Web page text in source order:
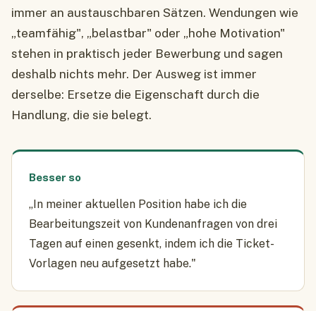
immer an austauschbaren Sätzen. Wendungen wie
„teamfähig", „belastbar" oder „hohe Motivation"
stehen in praktisch jeder Bewerbung und sagen
deshalb nichts mehr. Der Ausweg ist immer
derselbe: Ersetze die Eigenschaft durch die
Handlung, die sie belegt.
Besser so
„In meiner aktuellen Position habe ich die
Bearbeitungszeit von Kundenanfragen von drei
Tagen auf einen gesenkt, indem ich die Ticket-
Vorlagen neu aufgesetzt habe."